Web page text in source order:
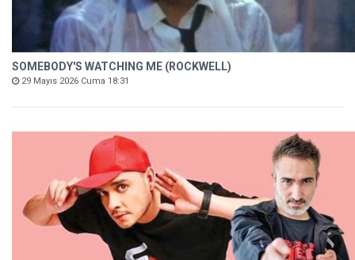
SOMEBODY'S WATCHING ME (ROCKWELL)
29 Mayıs 2026 Cuma 18:31